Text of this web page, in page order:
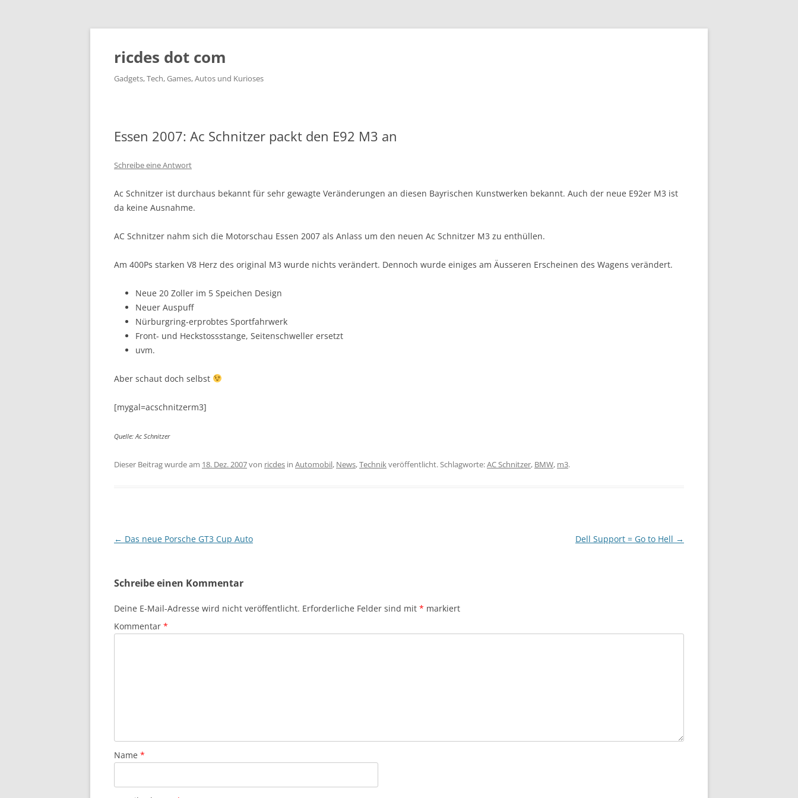
ricdes dot com
Gadgets, Tech, Games, Autos und Kurioses
Essen 2007: Ac Schnitzer packt den E92 M3 an
Schreibe eine Antwort
Ac Schnitzer ist durchaus bekannt für sehr gewagte Veränderungen an diesen Bayrischen Kunstwerken bekannt. Auch der neue E92er M3 ist
da keine Ausnahme.
AC Schnitzer nahm sich die Motorschau Essen 2007 als Anlass um den neuen Ac Schnitzer M3 zu enthüllen.
Am 400Ps starken V8 Herz des original M3 wurde nichts verändert. Dennoch wurde einiges am Äusseren Erscheinen des Wagens verändert.
Neue 20 Zoller im 5 Speichen Design
Neuer Auspuff
Nürburgring-erprobtes Sportfahrwerk
Front- und Heckstossstange, Seitenschweller ersetzt
uvm.
Aber schaut doch selbst
[mygal=acschnitzerm3]
Quelle: Ac Schnitzer
Dieser Beitrag wurde am 18. Dez. 2007von ricdes in Automobil, News,Technikveröffentlicht. Schlagworte:AC Schnitzer, BMW, m3.
Beitragsnavigation
← Das neue Porsche GT3 Cup Auto Dell Support = Go to Hell →
Schreibe einen Kommentar
Deine E-Mail-Adresse wird nicht veröffentlicht. Erforderliche Felder sind mit * markiert
Kommentar *
Name *